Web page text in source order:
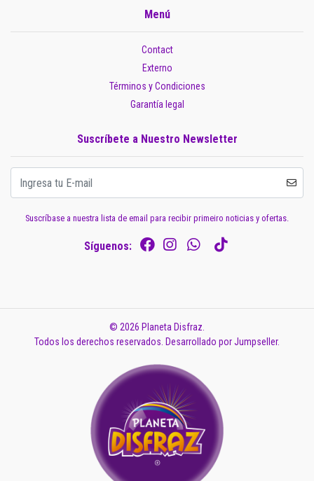
Menú
Contact
Externo
Términos y Condiciones
Garantía legal
Suscríbete a Nuestro Newsletter
Suscríbase a nuestra lista de email para recibir primeiro noticias y ofertas.
Síguenos:
© 2026 Planeta Disfraz.
Todos los derechos reservados. Desarrollado por Jumpseller.